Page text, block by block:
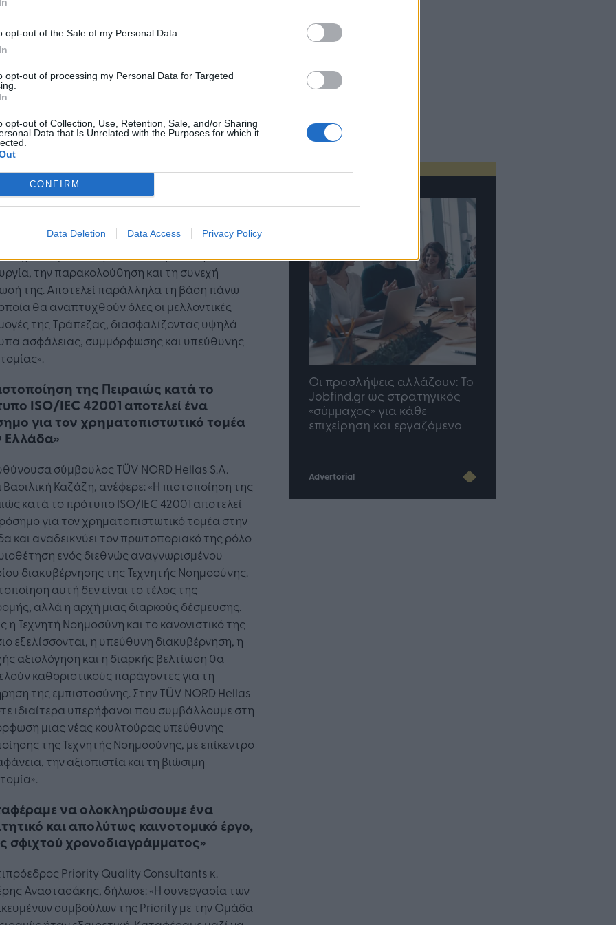
opt-out of the Sale of my Personal Data.
opt-out of processing my Personal Data for Targeted
opt-out of Collection, Use, Retention, Sale, and/or Sharing
Data that Is Unrelated with the Purposes for which it
CONFIRM
Data Deletion Data Access Privacy Policy
αξία για τους πελάτες μας,
στη διαμόρφωση του μέλλοντος των
υπηρεσιών».
ένα ολοκληρωμένο πλαίσιο
που καλύπτει ολόκληρο τον
ζωής κάθε εφαρμογής Τεχνητής
Chief Operating Officer της Πειραιώς, κ.
Μαργαρίτης, υπογράμμισε: «Η πιστοποίηση
IEC 42001 αναγνωρίζει ένα ολοκληρωμένο
ζωής κάθε εφαρμογής Τεχνητής Νοημοσύνης,
την παρακολούθηση και τη συνεχή
της. Αποτελεί παράλληλα τη βάση πάνω
θα αναπτυχθούν όλες οι μελλοντικές
της Τράπεζας, διασφαλίζοντας υψηλά
ασφάλειας, συμμόρφωσης και υπεύθυνης
της Πειραιώς κατά το
ISO/IEC 42001 αποτελεί ένα
για τον χρηματοπιστωτικό τομέα
Ελλάδα»
σύμβουλος TÜV NORD Hellas S.A.
Βασιλική Καζάζη, ανέφερε: «Η πιστοποίηση της
κατά το πρότυπο ISO/IEC 42001 αποτελεί
για τον χρηματοπιστωτικό τομέα στην
και αναδεικνύει τον πρωτοποριακό της ρόλο
ενός διεθνώς αναγνωρισμένου
διακυβέρνησης της Τεχνητής Νοημοσύνης.
αυτή δεν είναι το τέλος της
αλλά η αρχή μιας διαρκούς δέσμευσης.
η Τεχνητή Νοημοσύνη και το κανονιστικό της
εξελίσσονται, η υπεύθυνη διακυβέρνηση, η
αξιολόγηση και η διαρκής βελτίωση θα
καθοριστικούς παράγοντες για τη
της εμπιστοσύνης. Στην TÜV NORD Hellas
ιδιαίτερα υπερήφανοι που συμβάλλουμε στη
μιας νέας κουλτούρας υπεύθυνης
της Τεχνητής Νοημοσύνης, με επίκεντρο
την αξιοπιστία και τη βιώσιμη
να ολοκληρώσουμε ένα
και απολύτως καινοτομικό έργο,
σφιχτού χρονοδιαγράμματος»
Priority Quality Consultants κ.
Αναστασάκης, δήλωσε: «Η συνεργασία των
συμβούλων της Priority με την Ομάδα
Νοημοσύνη: το νέο
σύστημα της
Οι προσλήψεις αλλάζουν: To
Jobfind.gr ως στρατηγικός
«σύμμαχος» για κάθε
επιχείρηση και εργαζόμενο
TP Greece: Πώς
διαμορφώνεται το μέλλον
του Insurance στην εποχή
του AI
Advertorial